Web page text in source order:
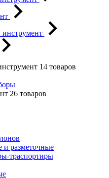
14 товаров
26 товаров
разметочные
траспортиры